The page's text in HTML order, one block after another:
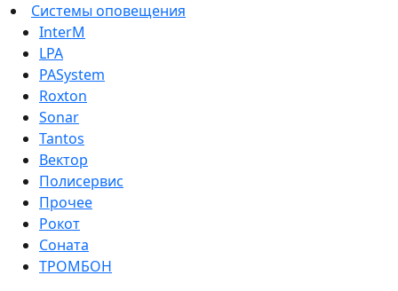
Системы оповещения
InterM
LPA
PASystem
Roxton
Sonar
Tantos
Вектор
Полисервис
Прочее
Рокот
Соната
ТРОМБОН